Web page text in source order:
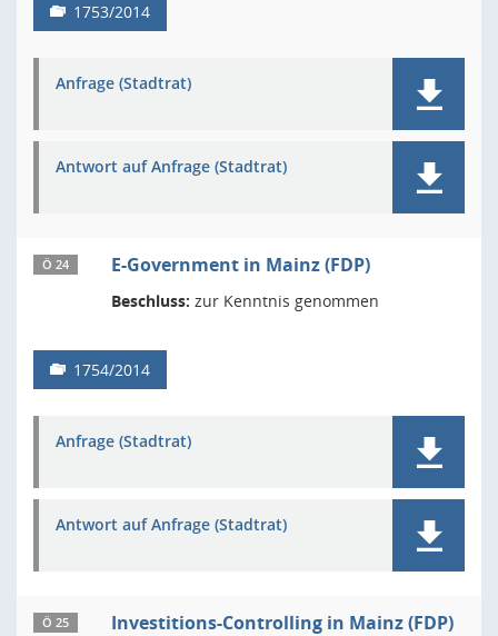
1753/2014
Anfrage (Stadtrat)
Antwort auf Anfrage (Stadtrat)
Ö 24 E-Government in Mainz (FDP)
Beschluss: zur Kenntnis genommen
1754/2014
Anfrage (Stadtrat)
Antwort auf Anfrage (Stadtrat)
Ö 25 Investitions-Controlling in Mainz (FDP)